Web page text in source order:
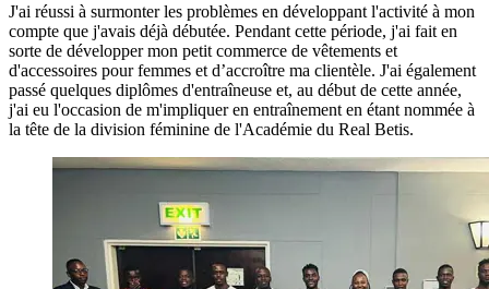
J'ai réussi à surmonter les problèmes en développant l'activité à mon
compte que j'avais déjà débutée. Pendant cette période, j'ai fait en
sorte de développer mon petit commerce de vêtements et
d'accessoires pour femmes et d’accroître ma clientèle. J'ai également
passé quelques diplômes d'entraîneuse et, au début de cette année,
j'ai eu l'occasion de m'impliquer en entraînement en étant nommée à
la tête de la division féminine de l'Académie du Real Betis.